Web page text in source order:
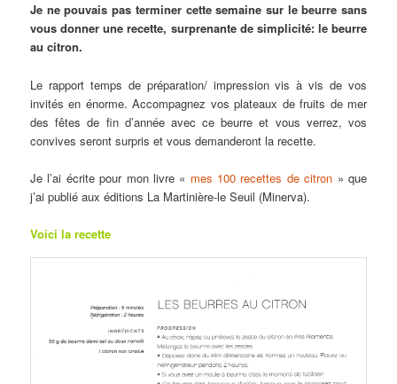
Je ne pouvais pas terminer cette semaine sur le beurre sans
vous donner une recette, surprenante de simplicité: le beurre
au citron.
Le rapport temps de préparation/ impression vis à vis de vos
invités en énorme. Accompagnez vos plateaux de fruits de mer
des fêtes de fin d’année avec ce beurre et vous verrez, vos
convives seront surpris et vous demanderont la recette.
Je l’ai écrite pour mon livre « mes 100 recettes de citron » que
j’ai publié aux éditions La Martinière-le Seuil (Minerva).
Voici la recette